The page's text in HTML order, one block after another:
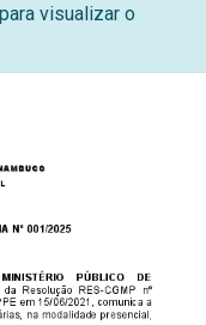
visualizar o